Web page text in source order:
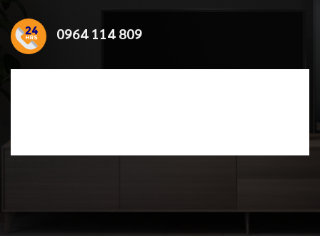
0964 114 809